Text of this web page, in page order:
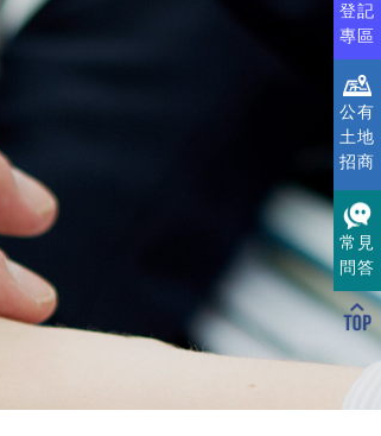
登記
專區
公有
土地
招商
常見
問答